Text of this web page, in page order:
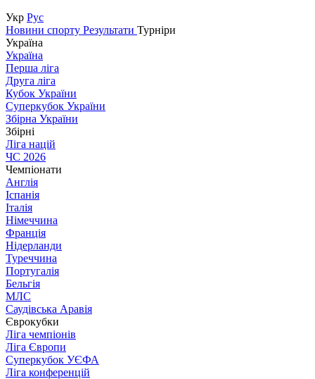
Укр Рус
Новини спорту Результати Турніри
Україна
Україна
Перша ліга
Друга ліга
Кубок України
Суперкубок України
Збірна України
Збірні
Ліга націй
ЧС 2026
Чемпіонати
Англія
Іспанія
Італія
Німеччина
Франція
Нідерланди
Туреччина
Португалія
Бельгія
МЛС
Саудівська Аравія
Єврокубки
Ліга чемпіонів
Ліга Європи
Суперкубок УЄФА
Ліга конференцій